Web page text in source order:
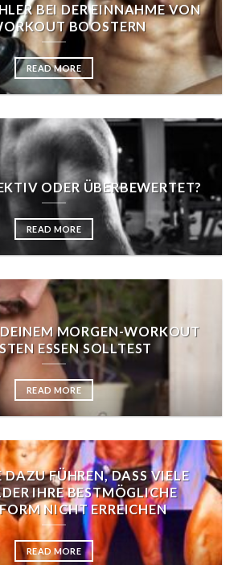
BEI DER EINNAHME VON
BOOSTERN
READ MORE
ODER ÜBERBEWERTET?
READ MORE
MORGEN-WORKOUT
ESSEN SOLLTEST
READ MORE
DAZU FÜHREN, DASS VIELE
IHRE BESTMÖGLICHE
NICHT ERREICHEN
READ MORE